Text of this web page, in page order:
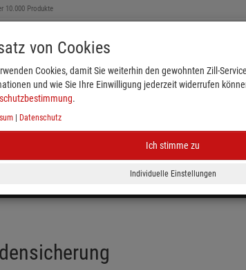
10.000 Produkte
Kleiderbügel & Größenkennzeichnung
Plakate & Verkaufsförderung
von Cookies
Cookies, damit Sie weiterhin den gewohnten Zill-
und wie Sie Ihre Einwilligung jederzeit widerrufen
.
Datenschutz
Ich stimme zu